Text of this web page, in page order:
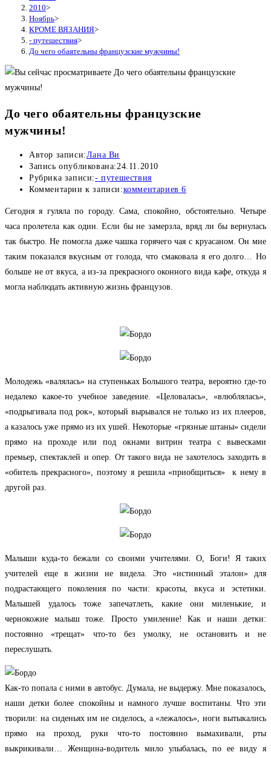
2010>
Ноябрь>
КРОМЕ ВЯЗАНИЯ>
- путешествия>
До чего обаятельны французские мужчины!
До чего обаятельны французские
мужчины!
Автор записи:Лана Ви
Запись опубликована:24.11.2010
Рубрика записи:- путешествия
Комментарии к записи:комментариев 6
Сегодня я гуляла по городу. Сама, спокойно, обстоятельно. Четыре
часа пролетела как один. Если бы не замерзла, вряд ли бы вернулась
так быстро. Не помогла даже чашка горячего чая с круасаном. Он мне
таким показался вкусным от голода, что смаковала я его долго… Но
больше не от вкуса, а из-за прекрасного оконного вида кафе, откуда я
могла наблюдать активную жизнь французов.
Молодежь «валялась» на ступеньках Большого театра, вероятно где-то
недалеко какое-то учебное заведение. «Целовалась», «влюблялась»,
«подрыгивала под рок», который вырывался не только из их плееров,
а казалось уже прямо из их ушей. Некоторые «грязные штаны» сидели
прямо на проходе или под окнами витрин театра с вывесками
премьер, спектаклей и опер. От такого вида не захотелось заходить в
«обитель прекрасного», поэтому я решила «приобщиться» к нему в
другой раз.
Малыши куда-то бежали со своими учителями. О, Боги! Я таких
учителей еще в жизни не видела. Это «истинный эталон» для
подрастающего поколения по части: красоты, вкуса и эстетики.
Малышей удалось тоже запечатлеть, какие они миленькие, и
чернокожие малыш тоже. Просто умиление! Как и наши детки:
постоянно «трещат» что-то без умолку, не остановить и не
переслушать.
Как-то попала с ними в автобус. Думала, не выдержу. Мне показалось,
наши детки более спокойны и намного лучше воспитаны. Что эти
творили: на сиденьях им не сиделось, а «лежалось», ноги вытыкались
прямо на проход, руки что-то постоянно вымахивали, рты
выкрикивали… Женщина-водитель мило улыбалась, по ее виду я